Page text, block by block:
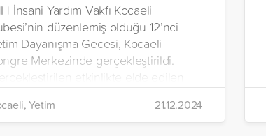
İnsani Yardım Vakfı Kocaeli
düzenlemiş olduğu 12’nci
Dayanışma Gecesi, Kocaeli
Merkezinde gerçekleştirildi.
etkinlikte elde edilen
gelir, Filistinli yetimler için
Yetim 21.12.2024